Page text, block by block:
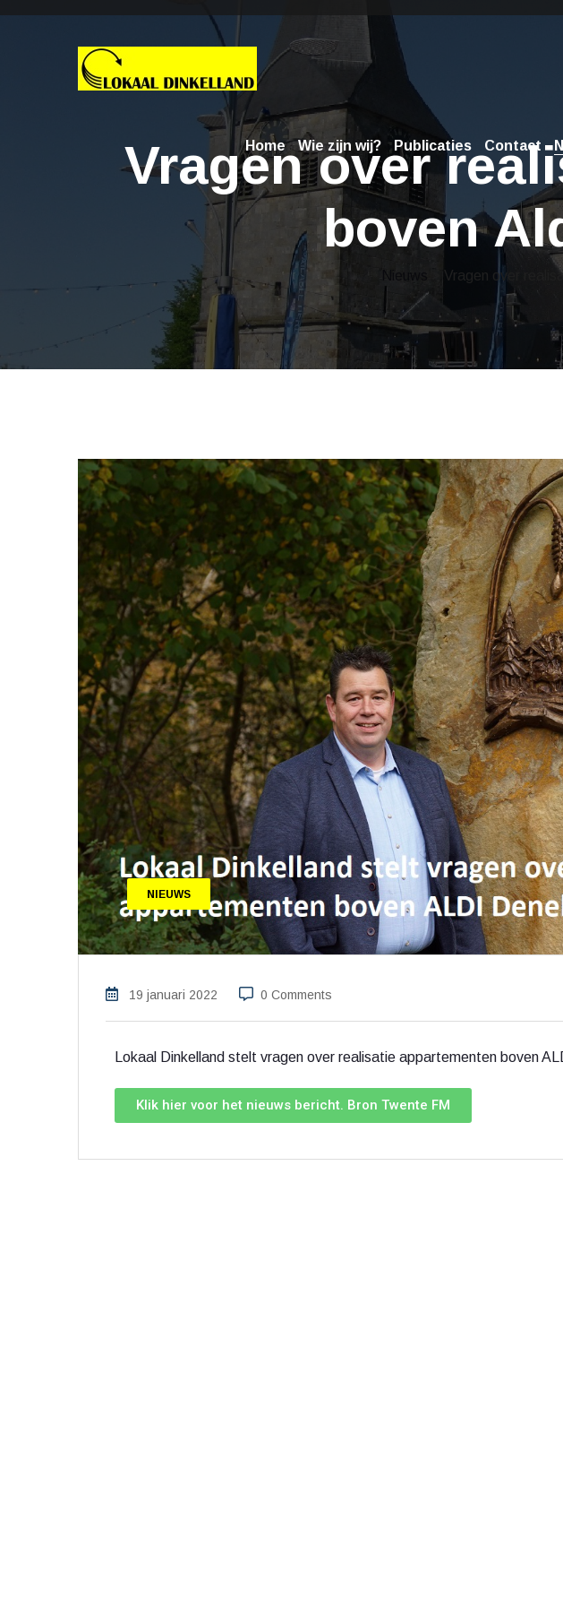
Home Wie zijn wij? Publicaties Contact
Vragen over
boven
Nieuws > Vragen over
NIEUWS
19 januari 2022 0 Comments
Lokaal Dinkelland stelt vragen over realisatie appartementen boven
Klik hier voor het nieuws bericht. Bron Twente FM